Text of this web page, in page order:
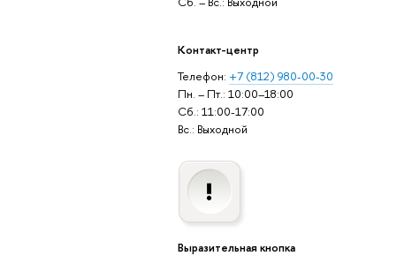
Контакт-центр
Телефон: +7 (812) 980-00-30
Пн. – Пт.: 10:00–18:00
Сб.: 11:00-17:00
Вс.: Выходной
Выразительная кнопка